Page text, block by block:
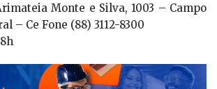
Monte e Silva, 1003 – Campo
– Ce Fone (88) 3112-8300